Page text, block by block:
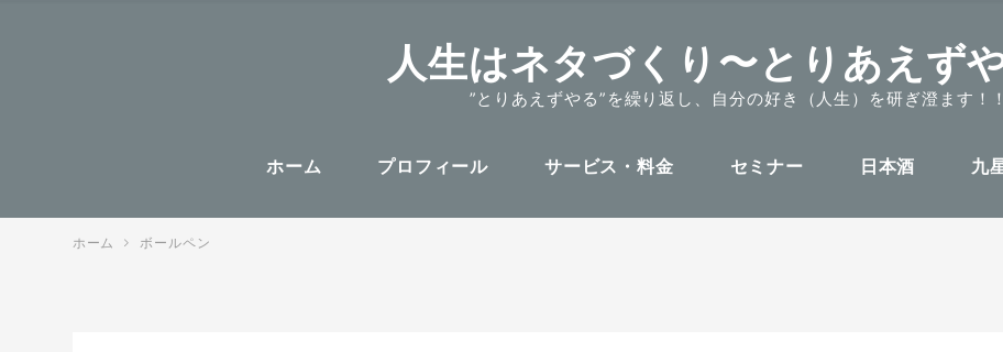
人生はネタづくり〜とりあえず
”とりあえずやる”を繰り返し、自分の好き（人生）を研ぎ澄ます！！
ホーム プロフィール サービス・料金 セミナー 日本酒 九
ホーム ボールペン